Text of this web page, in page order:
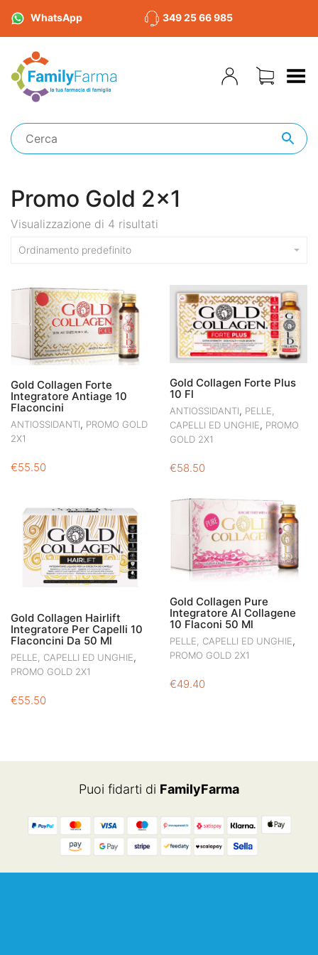
WhatsApp 349 25 66 985
Toggle Menu
Promo Gold 2x1
Visualizzazione di 4 risultati
Ordinamento predefinito
Gold Collagen Forte
Integratore Antiage 10
Flaconcini
ANTIOSSIDANTI, PROMO GOLD
2X1
€55.50
Gold Collagen Forte Plus
10 Fl
ANTIOSSIDANTI, PELLE,
CAPELLI ED UNGHIE, PROMO
GOLD 2X1
€58.50
Gold Collagen Hairlift
Integratore Per Capelli 10
Flaconcini Da 50 Ml
PELLE, CAPELLI ED UNGHIE,
PROMO GOLD 2X1
€55.50
Gold Collagen Pure
Integratore Al Collagene
10 Flaconi 50 Ml
PELLE, CAPELLI ED UNGHIE,
PROMO GOLD 2X1
€49.40
Puoi fidarti di FamilyFarma